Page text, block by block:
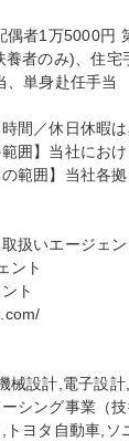
偶者1万5000円
者のみ)、住宅
、単身赴任手当
間／休日休暇は
範囲】当社にお
の範囲】当社各
扱いエージェン
ント
ト
械設計,電子設
シング事業（
ヨタ自動車,ソ